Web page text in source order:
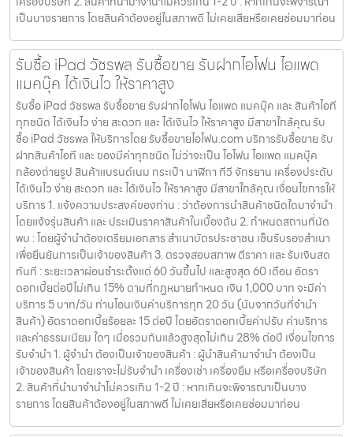
เป็นบางรายการ โดยสินค้าต้องอยู่ในสภาพดี ไม่เคยเสียหรือเคยซ่อมมาก่อน
รับซื้อ iPad วัชรพล รับซื้อขาย รับฝากไอโฟน ไอแพด
แมคบุ๊ค ได้เงินไว ให้ราคาสูง
รับซื้อ iPad วัชรพล รับซื้อขาย รับฝากไอโฟน ไอแพด แมคบุ๊ค และ สินค้าไอที
ทุกชนิด ได้เงินไว ง่าย สะดวก และ ได้เงินไว ให้ราคาสูง มีสาขาใกล้คุณ รับ
ซื้อ iPad วัชรพล ให้บริการโดย รับซื้อขายไอโฟน.com บริการรับซื้อขาย รับ
ฝากสินค้าไอที และ ของมีค่าทุกชนิด ไม่ว่าจะเป็น ไอโฟน ไอแพด แมคบุ๊ค
กล้องถ่ายรูป สินค้าแบรนด์เนม กระเป๋า นาฬิกา ทีวี จักรยาน เครื่องประดับ
ได้เงินไว ง่าย สะดวก และ ได้เงินไว ให้ราคาสูง มีสาขาใกล้คุณ เงื่อนไขการให้
บริการ 1. แจ้งความประสงค์ของท่าน : ว่าต้องการนำสินค้าชนิดใดมาจำนำ
โดยแจ้งรุ่นสินค้า และ ประเมินราคาสินค้าในเบื้องต้น 2. กำหนดสถานที่นัด
พบ : โดยผู้จำนำต้องเตรียมเอกสาร สำเนาบัตรประชาชน เซ็นรับรองสำเนา
เพื่อยืนยันการเป็นเจ้าของสินค้า 3. ตรวจสอบสภาพ ตีราคา และ รับเงินสด
ทันที : ระยะเวลาผ่อนชำระตั้งแต่ 60 วันขึ้นไป และสูงสุด 60 เดือน อัตรา
ดอกเบี้ยต่อปีไม่เกิน 15% ตามที่กฏหมายกำหนด เงิน 1,000 บาท จะมีค่า
บริการ 5 บาท/วัน ท่านโอนเงินค่าบริการทุก 20 วัน (นับจากวันที่จำนำ
สินค้า) อัตราดอกเบี้ยร้อยละ 15 ต่อปี โดยอัตราดอกเบี้ยค่าปรับ ค่าบริการ
และค่าธรรมเนียม ใดๆ เมื่อรวมกันแล้วสูงสุดไม่เกิน 28% ต่อปี เงื่อนไขการ
รับจำนำ 1. ผู้จำนำ ต้องเป็นเจ้าของสินค้า : ผู้นำสินค้ามาจำนำ ต้องเป็น
เจ้าของสินค้า โดยเราจะไม่รับจำนำ เครื่องเช่า เครื่องยืม หรือเครื่องบริษัท
2. สินค้าที่นำมาจำนำไม่ควรเกิน 1-2 ปี : หากเกินจะพิจารณาเป็นบาง
รายการ โดยสินค้าต้องอยู่ในสภาพดี ไม่เคยเสียหรือเคยซ่อมมาก่อน